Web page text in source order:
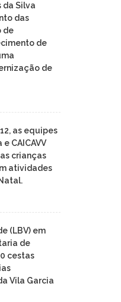
da Silva
das
de
de
de
as equipes
CAICAVV
crianças
atividades
(LBV) em
de
cestas
Vila Garcia